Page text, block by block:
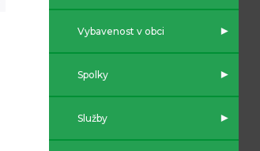
Vybavenost v obci
Spolky
Služby